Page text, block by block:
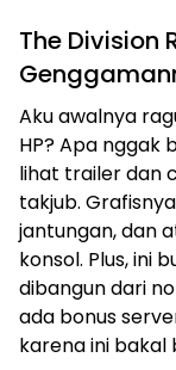
The Division
Aku awalnya
HP? Apa nggak
lihat trailer dan
takjub.
jantungan, dan
konsol. Plus, ini
dibangun dari
ada bonus
karena ini bakal